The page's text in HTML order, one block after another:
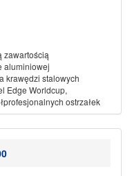
zawartością
aluminiowej
krawędzi stalowych
Edge Worldcup,
ostrzałek